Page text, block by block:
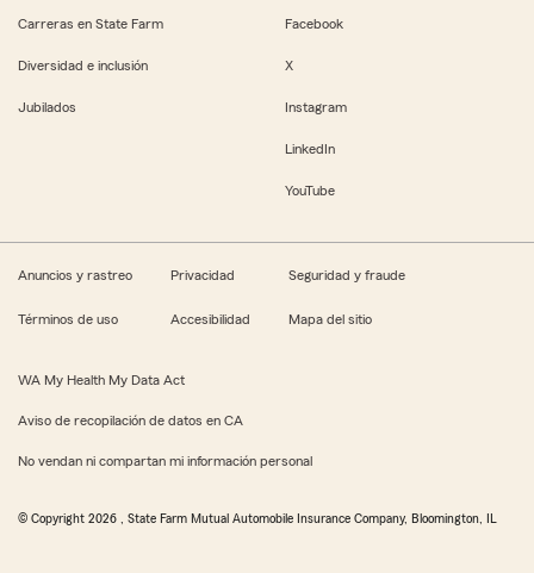
Carreras en State Farm
Diversidad e inclusión
Jubilados
Facebook
X
Instagram
LinkedIn
YouTube
Anuncios y rastreo Privacidad Seguridad y fraude
Términos de uso Accesibilidad Mapa del sitio
WA My Health My Data Act
Aviso de recopilación de datos en CA
No vendan ni compartan mi información personal
© Copyright 2026 , State Farm Mutual Automobile Insurance Company, Bloomington, IL